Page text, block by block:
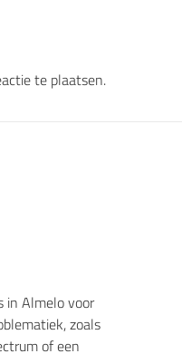
te plaatsen.
in Almelo voor
zoals
of een